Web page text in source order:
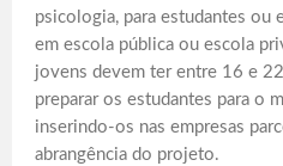
psicologia, para estudantes ou
em escola pública ou escola
jovens devem ter entre 16 e
preparar os estudantes para o
inserindo-os nas empresas
abrangência do projeto.